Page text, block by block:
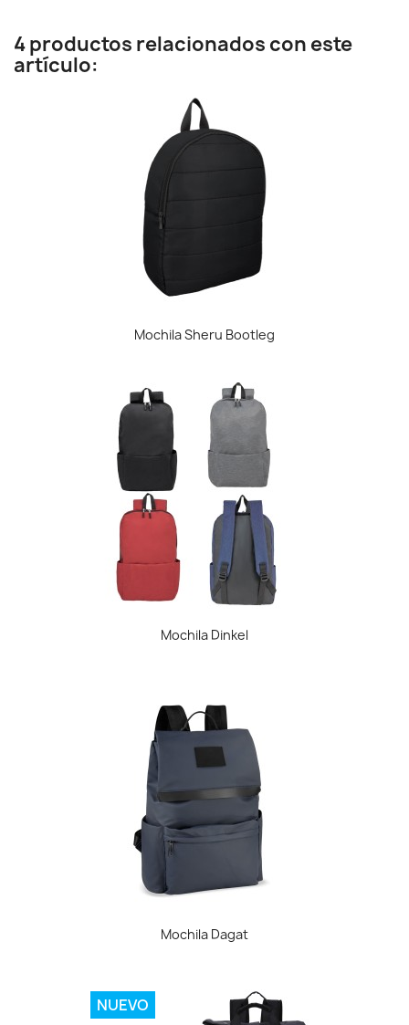
4 productos relacionados con este
artículo:
Mochila Sheru Bootleg
Mochila Dinkel
Mochila Dagat
NUEVO